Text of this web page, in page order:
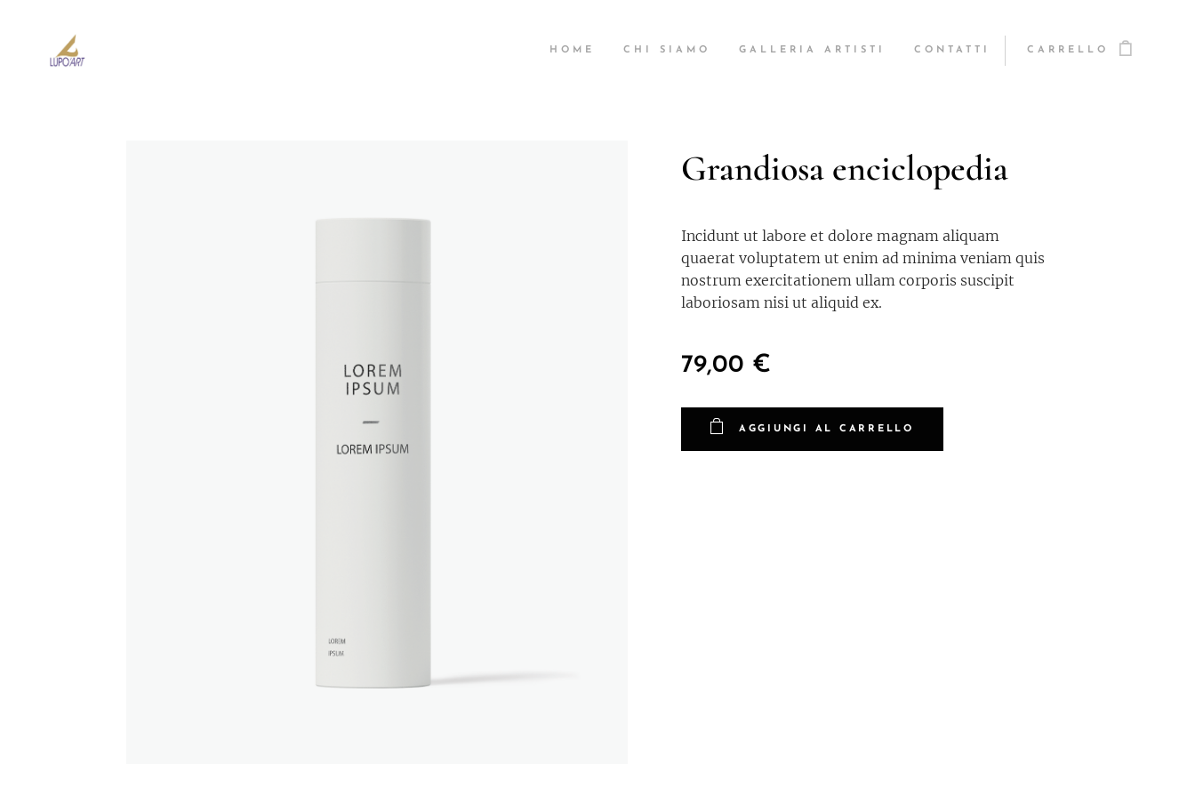
HOME CHI SIAMO GALLERIA ARTISTI CONTATTI CARRELLO
Grandiosa enciclopedia
Incidunt ut labore et dolore magnam aliquam
quaerat voluptatem ut enim ad minima veniam quis
nostrum exercitationem ullam corporis suscipit
laboriosam nisi ut aliquid ex.
79,00 €
AGGIUNGI AL CARRELLO